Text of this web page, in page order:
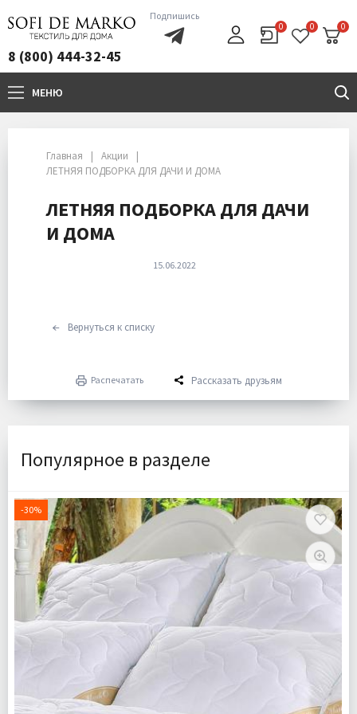
8 (800) 444-32-45
Подпишись
0 0 0
МЕНЮ
Главная
Акции
ЛЕТНЯЯ ПОДБОРКА ДЛЯ ДАЧИ И ДОМА
ЛЕТНЯЯ ПОДБОРКА ДЛЯ ДАЧИ
И ДОМА
15.06.2022
Вернуться к списку
Распечатать Рассказать друзьям
Популярное в разделе
-30%